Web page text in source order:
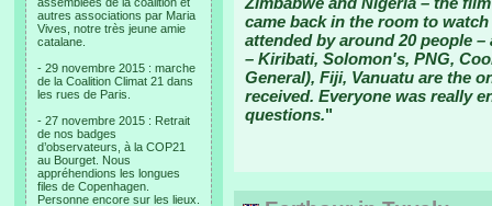
autres associations par Maria
Vives, notre très jeune amie
catalane.
- 29 novembre 2015 : marche
de la Coalition Climat 21 dans
les rues de Paris.
- 27 novembre 2015 : Retrait
de nos badges
d’observateurs, à la COP21
au Bourget. Nous
appréhendions les longues
files de Copenhagen.
Personne encore sur les lieux.
came back in the room to
attended by around 20 people
– Kiribati, Solomon's, PNG,
General), Fiji, Vanuatu are the
received. Everyone was really
questions."